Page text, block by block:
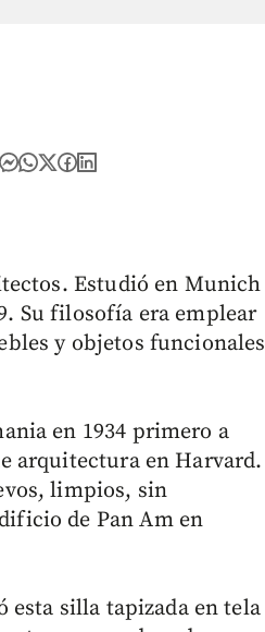
Estudió en Munich
Su filosofía era emplear
y objetos funcionales
en 1934 primero a
arquitectura en Harvard.
limpios, sin
de Pan Am en
esta silla tapizada en tela